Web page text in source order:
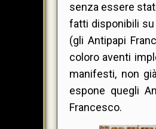
senza essere
fatti disponibili
(gli Antipapi
coloro aventi
manifesti, non
espone quegli
Francesco.